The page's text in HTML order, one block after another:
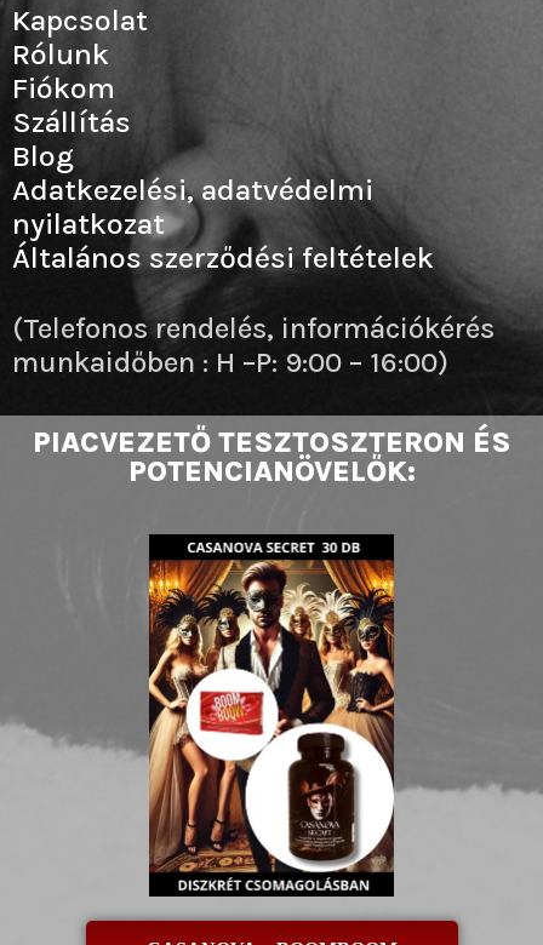
PIACVEZETŐ TESZTOSZTERON ÉS
POTENCIANÖVELŐK:
Kapcsolat
Rólunk
Fiókom
Szállítás
Blog
Adatkezelési, adatvédelmi
nyilatkozat
Általános szerződési feltételek
(Telefonos rendelés, információkérés
munkaidőben : H –P: 9:00 – 16:00)